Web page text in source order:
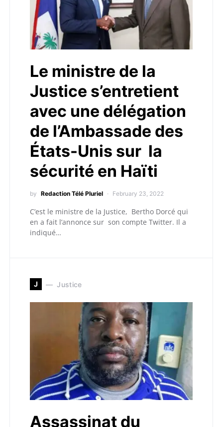
Le ministre de la
Justice s’entretient
avec une délégation
de l’Ambassade des
États-Unis sur la
sécurité en Haïti
by Redaction Télé Pluriel February 23, 2022
C’est le ministre de la Justice, Bertho Dorcé qui
en a fait l’annonce sur son compte Twitter. Il a
indiqué…
J Justice
Assassinat du